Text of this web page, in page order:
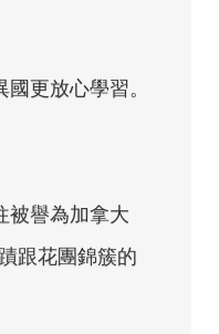
更放心學習。
被譽為加拿大
跟花團錦簇的